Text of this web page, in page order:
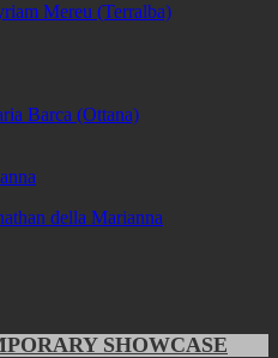
Mereu (Terralba)
Barca (Ottana)
della Marianna
SHOWCASE